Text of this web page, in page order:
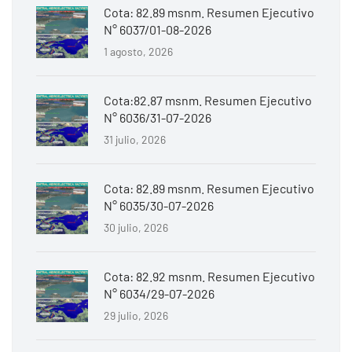
Cota: 82.89 msnm. Resumen Ejecutivo
N° 6037/01-08-2026
1 agosto, 2026
Cota:82.87 msnm. Resumen Ejecutivo
N° 6036/31-07-2026
31 julio, 2026
Cota: 82.89 msnm. Resumen Ejecutivo
N° 6035/30-07-2026
30 julio, 2026
Cota: 82.92 msnm. Resumen Ejecutivo
N° 6034/29-07-2026
29 julio, 2026